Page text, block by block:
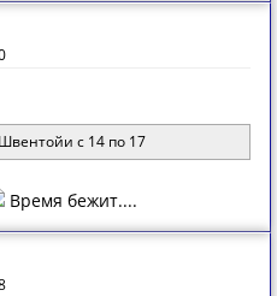
с 14 по 17
Время бежит....